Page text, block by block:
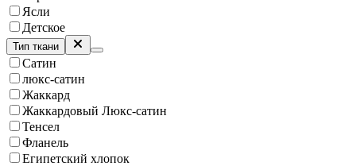
Ясли
Детское
Тип ткани
Сатин
люкс-сатин
Жаккард
Жаккардовый Люкс-сатин
Тенсел
Фланель
Египетский хлопок